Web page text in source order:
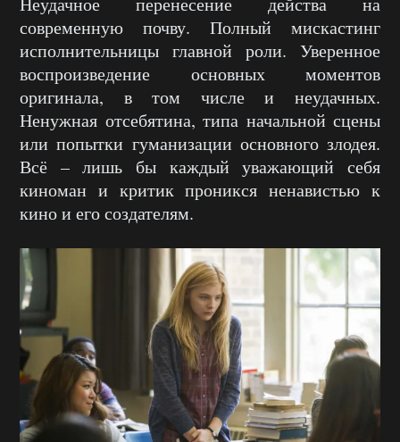
современную почву. Полный мискастинг
исполнительницы главной роли. Уверенное
воспроизведение основных моментов
оригинала, в том числе и неудачных.
Ненужная отсебятина, типа начальной сцены
или попытки гуманизации основного злодея.
Всё – лишь бы каждый уважающий себя
киноман и критик проникся ненавистью к
кино и его создателям.